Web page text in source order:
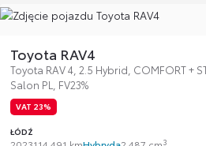
Toyota RAV4
Toyota RAV 4, 2.5 Hybrid, COMFORT +
Salon PL, FV23%
VAT 23%
ŁÓDŹ
3